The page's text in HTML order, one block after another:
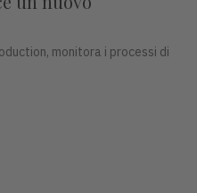
monitora i processi di